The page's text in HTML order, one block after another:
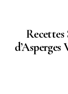
Recettes